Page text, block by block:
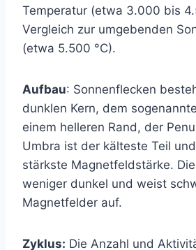
Temperatur (etwa 3.000 bis
Vergleich zur umgebenden
(etwa 5.500 °C).
Aufbau: Sonnenflecken
dunklen Kern, dem
einem helleren Rand, der
Umbra ist der kälteste Teil
stärkste Magnetfeldstärke.
weniger dunkel und weist
Magnetfelder auf.
Zyklus: Die Anzahl und